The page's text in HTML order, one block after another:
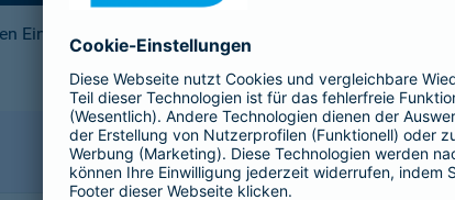
Einbußen
die Ihnen nach
Ihnen wegen einer
Fahrerkreises in
1, 2 oder 3 Tage bzw.
1, 2 oder 3 Wochen